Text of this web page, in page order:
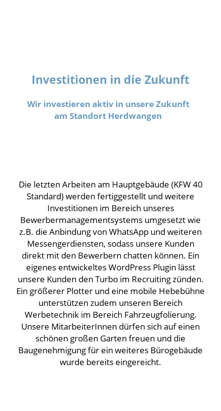
Investitionen in die Zukunft
Wir investieren aktiv in unsere Zukunft
am Standort Herdwangen
Die letzten Arbeiten am Hauptgebäude (KFW 40
Standard) werden fertiggestellt und weitere
Investitionen im Bereich unseres
Bewerbermanagementsystems umgesetzt wie
z.B. die Anbindung von WhatsApp und weiteren
Messengerdiensten, sodass unsere Kunden
direkt mit den Bewerbern chatten können. Ein
eigenes entwickeltes WordPress Plugin lässt
unsere Kunden den Turbo im Recruiting zünden.
Ein größerer Plotter und eine mobile Hebebühne
unterstützen zudem unseren Bereich
Werbetechnik im Bereich Fahrzeugfolierung.
Unsere MitarbeiterInnen dürfen sich auf einen
schönen großen Garten freuen und die
Baugenehmigung für ein weiteres Bürogebäude
wurde bereits eingereicht.